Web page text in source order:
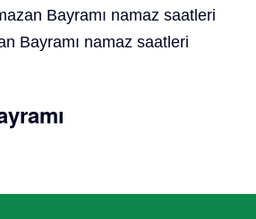
Bayramı namaz saatleri
Bayramı namaz saatleri